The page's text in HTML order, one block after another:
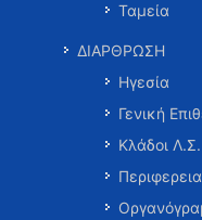
Ταμεία
ΔΙΑΡΘΡΩΣΗ
Ηγεσία
Γενική
Κλάδοι